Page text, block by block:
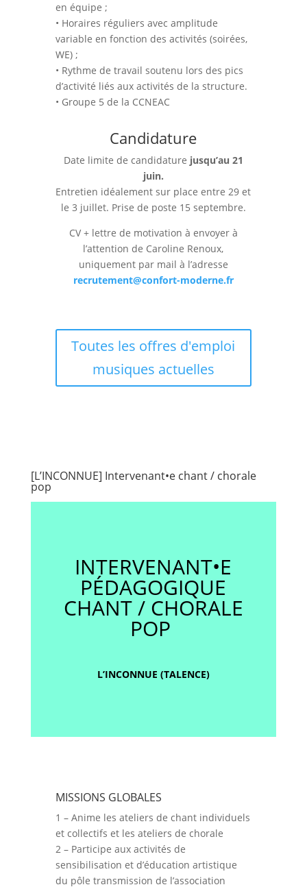
en équipe ;
• Horaires réguliers avec amplitude
variable en fonction des activités (soirées,
WE) ;
• Rythme de travail soutenu lors des pics
d’activité liés aux activités de la structure.
• Groupe 5 de la CCNEAC
Candidature
Date limite de candidature jusqu’au 21
juin.
Entretien idéalement sur place entre 29 et
le 3 juillet. Prise de poste 15 septembre.
CV + lettre de motivation à envoyer à
l’attention de Caroline Renoux,
uniquement par mail à l’adresse
recrutement@confort-moderne.fr
Toutes les offres d'emploi
musiques actuelles
[L’INCONNUE] Intervenant•e chant / chorale
pop
INTERVENANT•E
PÉDAGOGIQUE
CHANT / CHORALE
POP
L’INCONNUE (TALENCE)
MISSIONS GLOBALES
1 – Anime les ateliers de chant individuels
et collectifs et les ateliers de chorale
2 – Participe aux activités de
sensibilisation et d’éducation artistique
du pôle transmission de l’association